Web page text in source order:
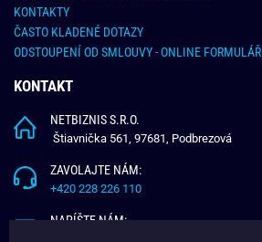
KONTAKTY
ČASTO KLADENÉ DOTAZY
ODSTOUPENÍ OD SMLOUVY - ONLINE FORMULÁŘ
KONTAKT
NETBIZNIS S.R.O.
Štiavnička 561, 97681, Podbrezová
ZAVOLAJTE NÁM:
+420 228 226 110
NAPÍŠTE NÁM: